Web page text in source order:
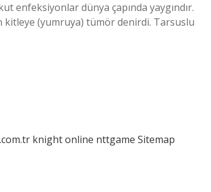
enfeksiyonlar dünya çapında yaygındır.
kitleye (yumruya) tümör denirdi. Tarsuslu
knight online nttgame Sitemap